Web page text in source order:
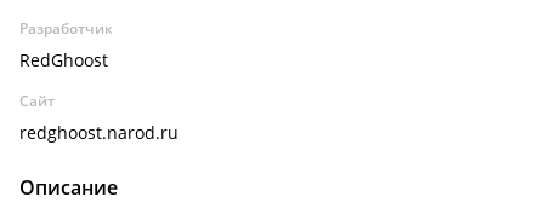
Разработчик
RedGhoost
Сайт
redghoost.narod.ru
Описание